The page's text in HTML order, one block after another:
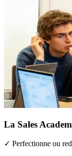
La Sales
✓ Perfectionne ou